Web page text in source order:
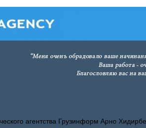
агентства Грузинформ Арно